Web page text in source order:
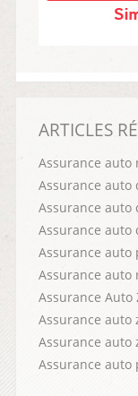
ARTICLES
Assurance auto
Assurance auto
Assurance auto
Assurance auto
Assurance auto
Assurance auto
Assurance Auto
Assurance auto
Assurance auto
Assurance auto